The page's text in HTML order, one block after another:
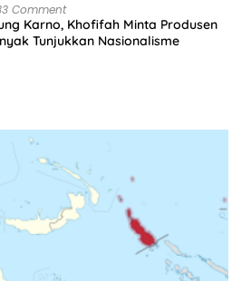
Comment
Karno, Khofifah Minta Produsen
Tunjukkan Nasionalisme